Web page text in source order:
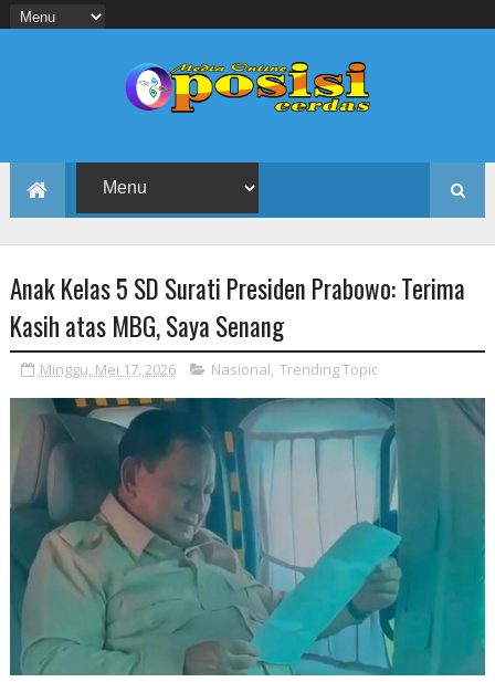
Anak Kelas 5 SD Surati Presiden Prabowo: Terima
Kasih atas MBG, Saya Senang
Minggu, Mei 17, 2026 Nasional, Trending Topic